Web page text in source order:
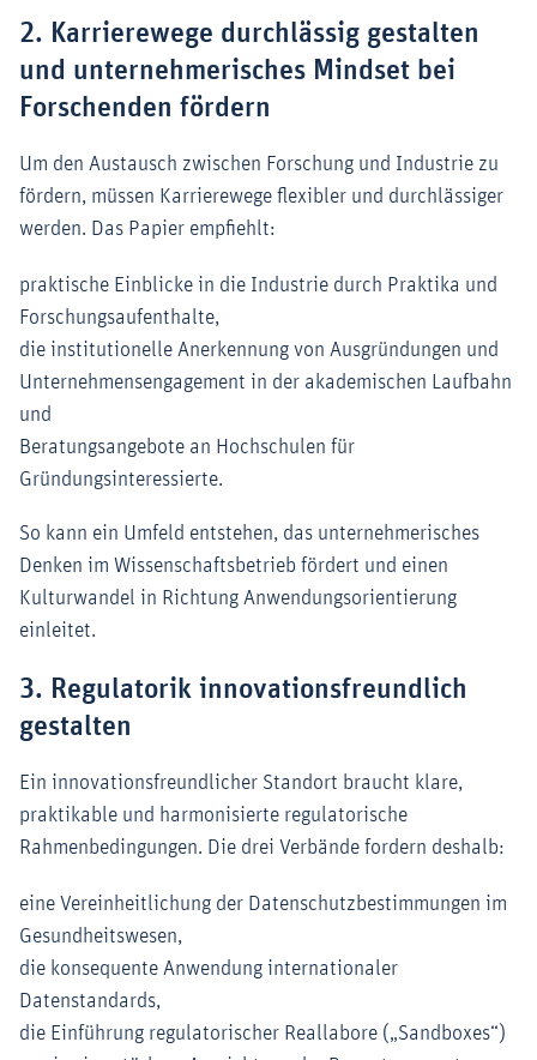
2. Karrierewege durchlässig gestalten
und unternehmerisches Mindset bei
Forschenden fördern
Um den Austausch zwischen Forschung und Industrie zu
fördern, müssen Karrierewege flexibler und durchlässiger
werden. Das Papier empfiehlt:
praktische Einblicke in die Industrie durch Praktika und
Forschungsaufenthalte,
die institutionelle Anerkennung von Ausgründungen und
Unternehmensengagement in der akademischen Laufbahn
und
Beratungsangebote an Hochschulen für
Gründungsinteressierte.
So kann ein Umfeld entstehen, das unternehmerisches
Denken im Wissenschaftsbetrieb fördert und einen
Kulturwandel in Richtung Anwendungsorientierung
einleitet.
3. Regulatorik innovationsfreundlich
gestalten
Ein innovationsfreundlicher Standort braucht klare,
praktikable und harmonisierte regulatorische
Rahmenbedingungen. Die drei Verbände fordern deshalb:
eine Vereinheitlichung der Datenschutzbestimmungen im
Gesundheitswesen,
die konsequente Anwendung internationaler
Datenstandards,
die Einführung regulatorischer Reallabore („Sandboxes“)